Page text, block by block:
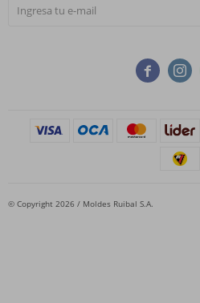
 
© Copyright 2026 / Moldes Ruibal S.A.